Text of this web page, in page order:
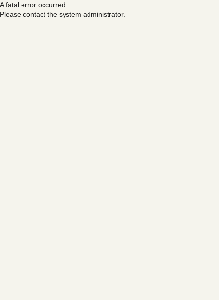
A fatal error occurred.
Please contact the system administrator.